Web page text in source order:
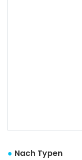
● Nach Typen